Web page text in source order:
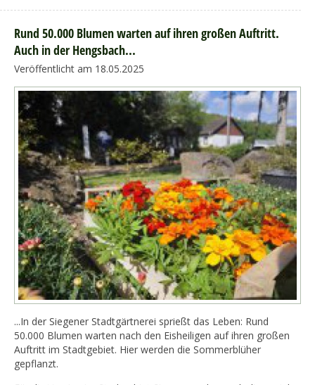
Rund 50.000 Blumen warten auf ihren großen Auftritt.
Auch in der Hengsbach...
Veröffentlicht am 18.05.2025
...In der Siegener Stadtgärtnerei sprießt das Leben: Rund
50.000 Blumen warten nach den Eisheiligen auf ihren großen
Auftritt im Stadtgebiet. Hier werden die Sommerblüher
gepflanzt.